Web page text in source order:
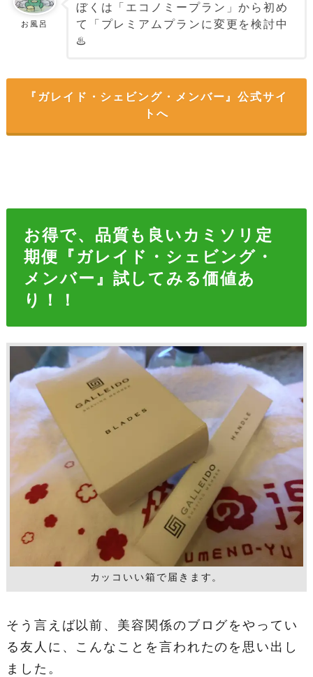
お風呂
ぼくは「エコノミープラン」から初め
て「プレミアムプランに変更を検討中
♨️
『ガレイド・シェビング・メンバー』公式サイ
トへ
お得で、品質も良いカミソリ定
期便『ガレイド・シェビング・
メンバー』試してみる価値あ
り！！
カッコいい箱で届きます。
そう言えば以前、美容関係のブログをやってい
る友人に、こんなことを言われたのを思い出し
ました。